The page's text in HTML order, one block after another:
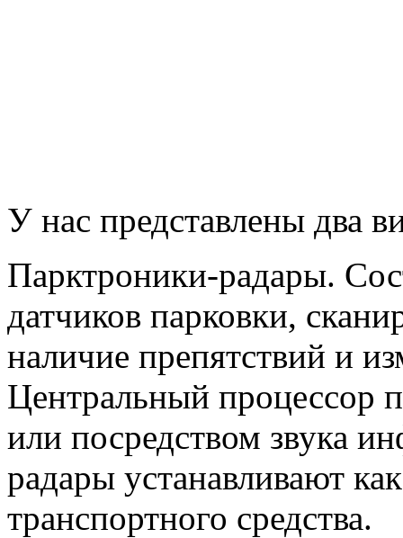
У нас представлены два
Парктроники-радары.
датчиков парковки,
наличие препятствий и
Центральный процессор
или посредством звука
радары устанавливают
транспортного средства.